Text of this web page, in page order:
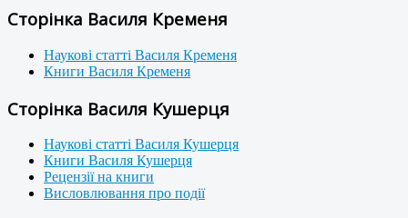
Сторінка Василя Кременя
Наукові статті Василя Кременя
Книги Василя Кременя
Сторінка Василя Кушерця
Наукові статті Василя Кушерця
Книги Василя Кушерця
Рецензії на книги
Висловлювання про події